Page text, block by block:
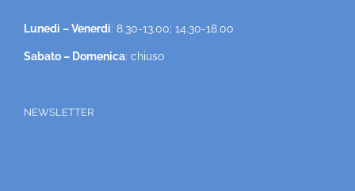
Lunedì – Venerdì: 8.30-13.00; 14.30-18.00
Sabato – Domenica: chiuso
NEWSLETTER